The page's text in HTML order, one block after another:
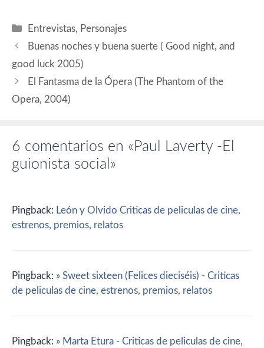
Bakhsh (Tahara), Ghizala
Avan (Rukhsana), Gary
McKay (Wee Roddie),
Raymond Mearns (Big
Categorías
Entrevistas, Personajes
Buenas noches y buena suerte ( Good night, and
good luck 2005)
El Fantasma de la Ópera (The Phantom of the
Opera, 2004)
6 comentarios en «Paul Laverty -El
guionista social»
Pingback: León y Olvido Criticas de peliculas de cine,
estrenos, premios, relatos
Pingback: » Sweet sixteen (Felices dieciséis) - Criticas
de peliculas de cine, estrenos, premios, relatos
Pingback: » Marta Etura - Criticas de peliculas de cine,